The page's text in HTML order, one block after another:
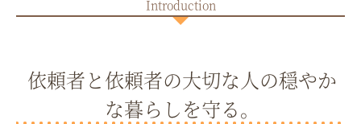
依頼者と依頼者の大切な人の穏やか
な暮らしを守る。